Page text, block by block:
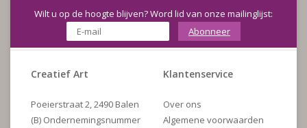
Wilt u op de hoogte blijven? Word lid van onze mailinglijst:
Abonneer
Creatief Art
Poeierstraat 2, 2490 Balen
(B) Ondernemingsnummer
Klantenservice
Over ons
Algemene voorwaarden